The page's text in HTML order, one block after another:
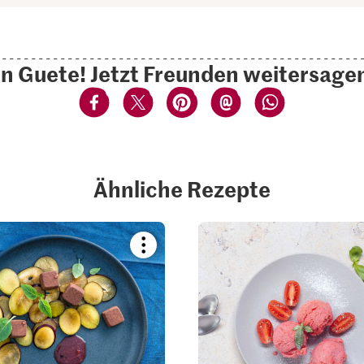
Guete! Jetzt Freunden
Ähnliche Rezepte
Bookmark
recipe
or
add
it
to
your
collections.